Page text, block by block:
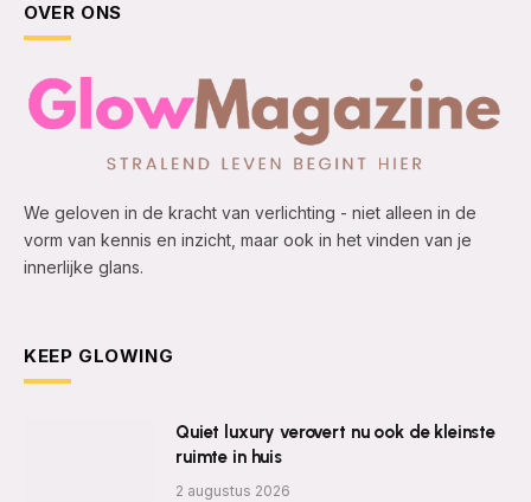
OVER ONS
We geloven in de kracht van verlichting - niet alleen in de
vorm van kennis en inzicht, maar ook in het vinden van je
innerlijke glans.
KEEP GLOWING
Quiet luxury verovert nu ook de kleinste
ruimte in huis
2 augustus 2026